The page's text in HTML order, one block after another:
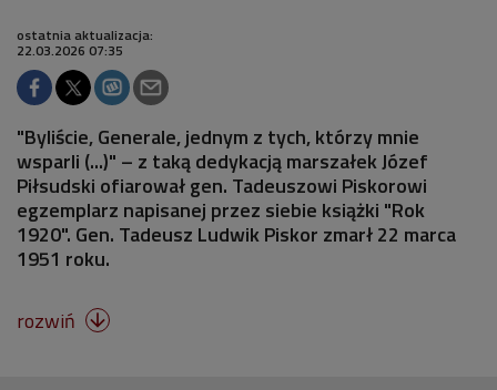
ostatnia aktualizacja:
22.03.2026 07:35
"Byliście, Generale, jednym z tych, którzy mnie
wsparli (...)" – z taką dedykacją marszałek Józef
Piłsudski ofiarował gen. Tadeuszowi Piskorowi
egzemplarz napisanej przez siebie książki "Rok
1920". Gen. Tadeusz Ludwik Piskor zmarł 22 marca
1951 roku.
rozwiń 